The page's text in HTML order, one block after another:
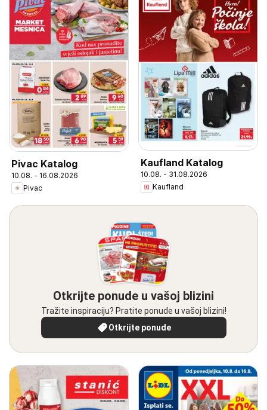
Pivac Katalog
10.08. - 16.08.2026
Pivac
Kaufland Katalog
10.08. - 31.08.2026
Kaufland
Otkrijte ponude u vašoj blizini
Tražite inspiraciju? Pratite ponude u vašoj blizini!
Otkrijte ponude